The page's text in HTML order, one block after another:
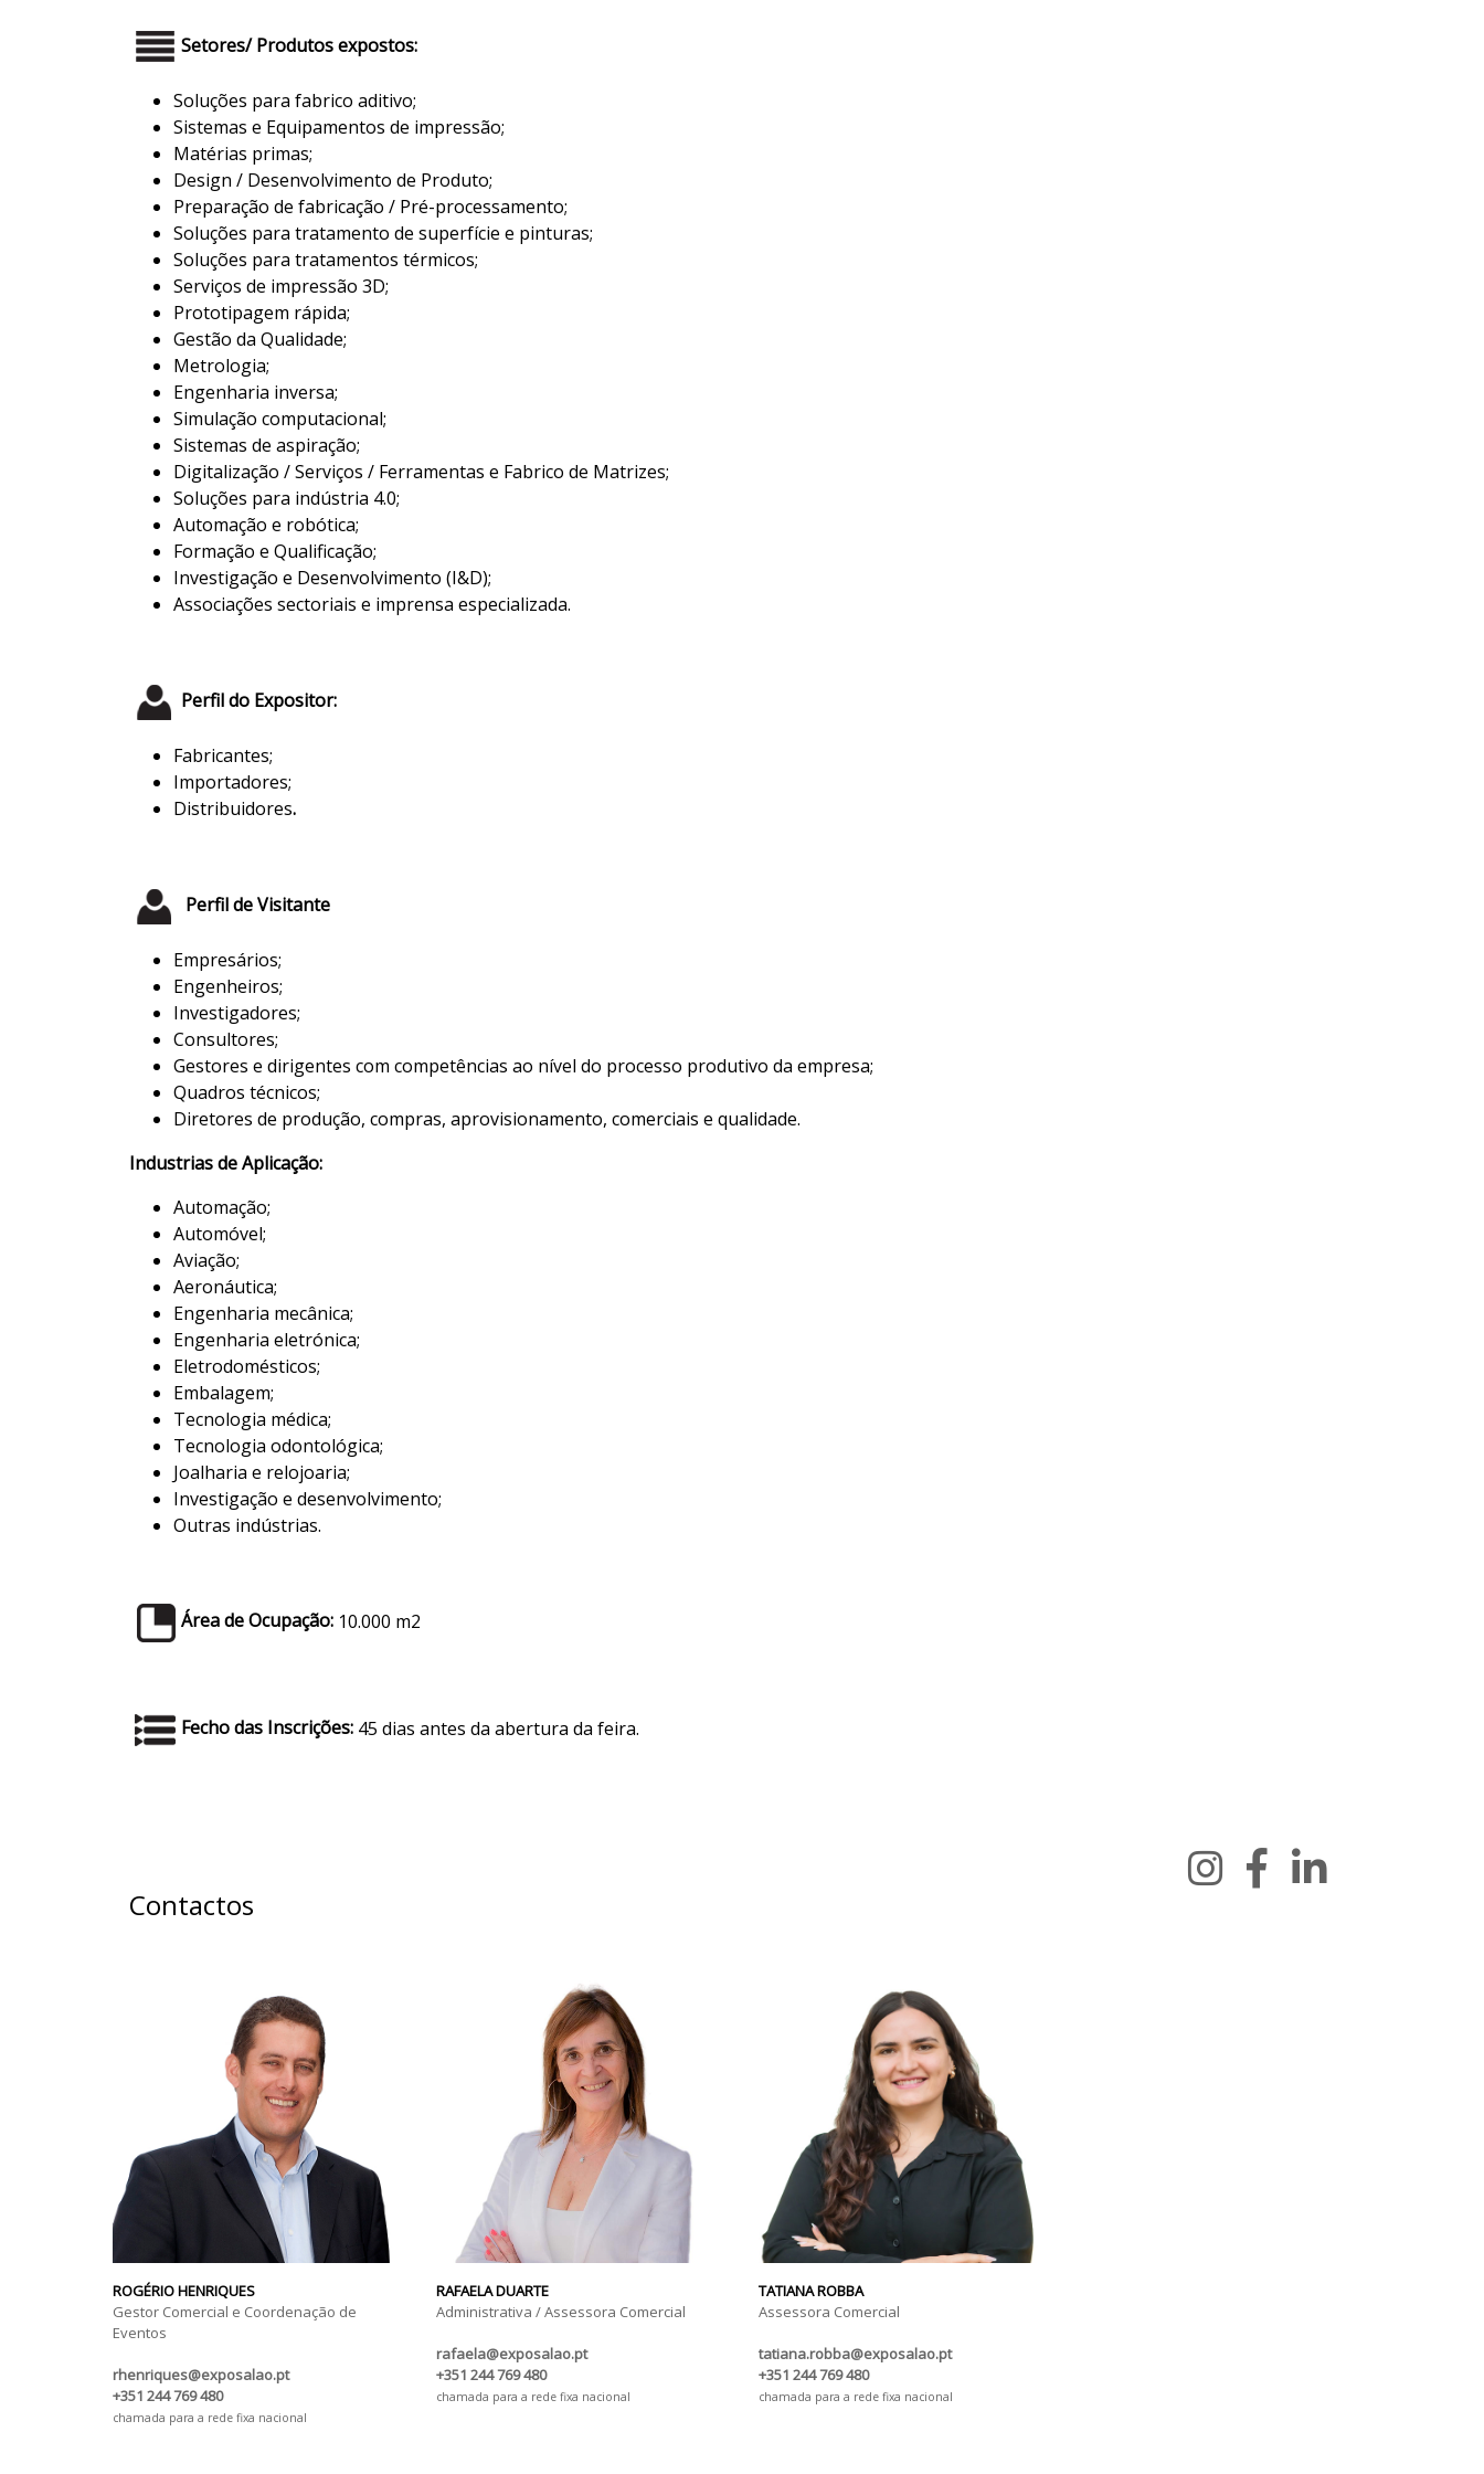
Setores/ Produtos expostos:
Soluções para fabrico aditivo;
Sistemas e Equipamentos de impressão;
Matérias primas;
Design / Desenvolvimento de Produto;
Preparação de fabricação / Pré-processamento;
Soluções para tratamento de superfície e pinturas;
Soluções para tratamentos térmicos;
Serviços de impressão 3D;
Prototipagem rápida;
Gestão da Qualidade;
Metrologia;
Engenharia inversa;
Simulação computacional;
Sistemas de aspiração;
Digitalização / Serviços / Ferramentas e Fabrico de Matrizes;
Soluções para indústria 4.0;
Automação e robótica;
Formação e Qualificação;
Investigação e Desenvolvimento (I&D);
Associações sectoriais e imprensa especializada.
Perfil do Expositor:
Fabricantes;
Importadores;
Distribuidores.
Perfil de Visitante
Empresários;
Engenheiros;
Investigadores;
Consultores;
Gestores e dirigentes com competências ao nível do processo produtivo da empresa;
Quadros técnicos;
Diretores de produção, compras, aprovisionamento, comerciais e qualidade.
Industrias de Aplicação:
Automação;
Automóvel;
Aviação;
Aeronáutica;
Engenharia mecânica;
Engenharia eletrónica;
Eletrodomésticos;
Embalagem;
Tecnologia médica;
Tecnologia odontológica;
Joalharia e relojoaria;
Investigação e desenvolvimento;
Outras indústrias.
Área de Ocupação: 10.000 m2
Fecho das Inscrições: 45 dias antes da abertura da feira.
Contactos
ROGÉRIO HENRIQUES
Gestor Comercial e Coordenação de
Eventos
rhenriques@exposalao.pt
+351 244 769 480
chamada para a rede fixa nacional
RAFAELA DUARTE
Administrativa / Assessora Comercial
rafaela@exposalao.pt
+351 244 769 480
chamada para a rede fixa nacional
TATIANA ROBBA
Assessora Comercial
tatiana.robba@exposalao.pt
+351 244 769 480
chamada para a rede fixa nacional